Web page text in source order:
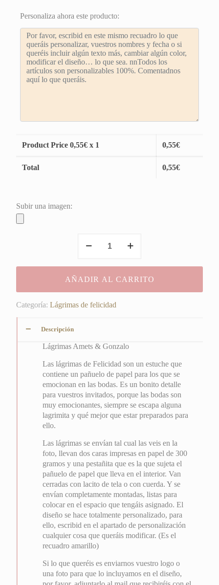
de un
cliente
Personaliza ahora este producto:
Product Price 0,55€ x 1 0,55€
Total 0,55€
Subir una imagen:
Amets
Gonzalo
cantidad
AÑADIR AL CARRITO
Categoría: Lágrimas de felicidad
Descripción
Lágrimas Amets & Gonzalo
Las lágrimas de Felicidad son un estuche que
contiene un pañuelo de papel para los que se
emocionan en las bodas. Es un bonito detalle
para vuestros invitados, porque las bodas son
muy emocionantes, siempre se escapa alguna
lagrimita y qué mejor que estar preparados para
ello.
Las lágrimas se envían tal cual las veis en la
foto, llevan dos caras impresas en papel de 300
gramos y una pestañita que es la que sujeta el
pañuelo de papel que lleva en el interior. Van
cerradas con lacito de tela o con cuerda. Y se
envían completamente montadas, listas para
colocar en el espacio que tengáis asignado. El
diseño se hace totalmente personalizado, para
ello, escribid en el apartado de personalización
cualquier cosa que queráis modificar. (Es el
recuadro amarillo)
Si lo que queréis es enviarnos vuestro logo o
una foto para que lo incluyamos en el diseño,